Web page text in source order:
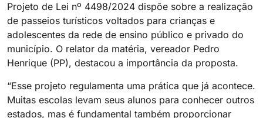
Projeto de Lei nº 4498/2024 dispõe sobre a realização
de passeios turísticos voltados para crianças e
adolescentes da rede de ensino público e privado do
município. O relator da matéria, vereador Pedro
Henrique (PP), destacou a importância da proposta.
“Esse projeto regulamenta uma prática que já acontece.
Muitas escolas levam seus alunos para conhecer outros
estados, mas é fundamental também proporcionar